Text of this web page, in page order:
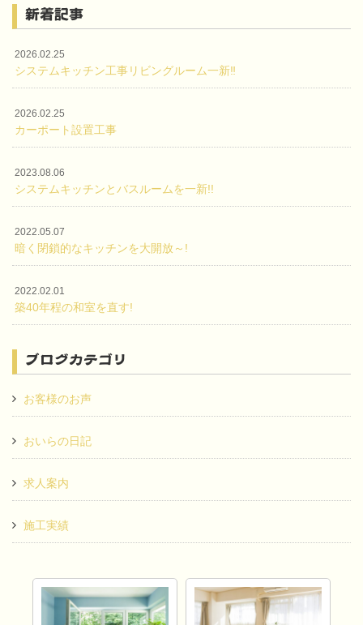
新着記事
2026.02.25
システムキッチン工事リビングルーム一新‼
2026.02.25
カーポート設置工事
2023.08.06
システムキッチンとバスルームを一新!!
2022.05.07
暗く閉鎖的なキッチンを大開放～!
2022.02.01
築40年程の和室を直す!
ブログカテゴリ
お客様のお声
おいらの日記
求人案内
施工実績